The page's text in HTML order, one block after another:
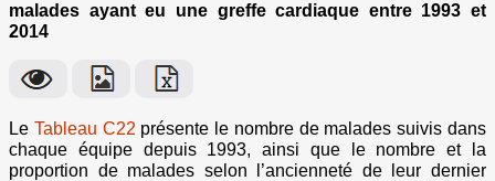
malades ayant eu une greffe cardiaque entre 1993 et
2014
Le Tableau C22 présente le nombre de malades suivis dans
chaque équipe depuis 1993, ainsi que le nombre et la
proportion de malades selon l’ancienneté de leur dernier